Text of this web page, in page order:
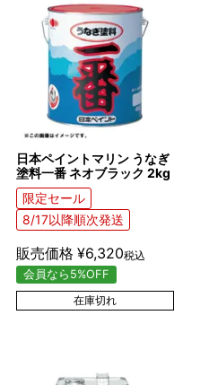
日本ペイントマリン うなぎ
塗料一番 ネオブラック 2kg
限定セール
8/17以降順次発送
販売価格 ¥6,320税込
会員なら5%OFF
在庫切れ